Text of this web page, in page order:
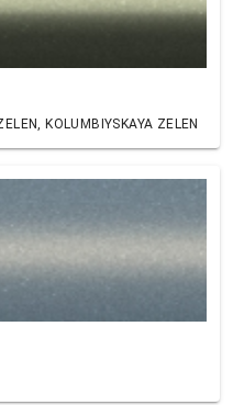
KOLUMBIYSKAYA ZELEN